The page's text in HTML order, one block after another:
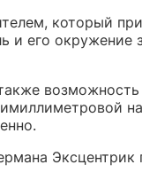
который
и его
Эксцентрик